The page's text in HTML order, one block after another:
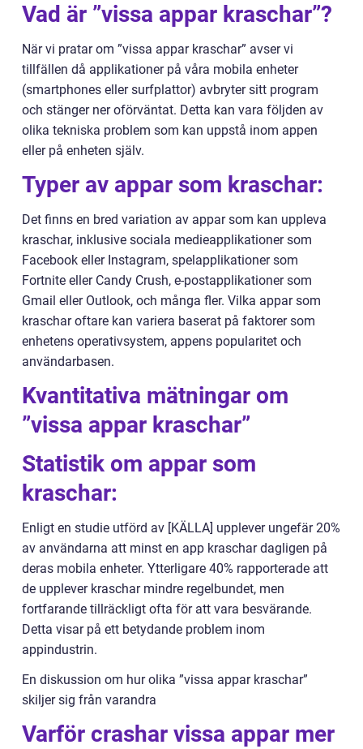
Vad är ”vissa appar kraschar”?
När vi pratar om ”vissa appar kraschar” avser vi
tillfällen då applikationer på våra mobila enheter
(smartphones eller surfplattor) avbryter sitt program
och stänger ner oförväntat. Detta kan vara följden av
olika tekniska problem som kan uppstå inom appen
eller på enheten själv.
Typer av appar som kraschar:
Det finns en bred variation av appar som kan uppleva
kraschar, inklusive sociala medieapplikationer som
Facebook eller Instagram, spelapplikationer som
Fortnite eller Candy Crush, e-postapplikationer som
Gmail eller Outlook, och många fler. Vilka appar som
kraschar oftare kan variera baserat på faktorer som
enhetens operativsystem, appens popularitet och
användarbasen.
Kvantitativa mätningar om
”vissa appar kraschar”
Statistik om appar som
kraschar:
Enligt en studie utförd av [KÄLLA] upplever ungefär 20%
av användarna att minst en app kraschar dagligen på
deras mobila enheter. Ytterligare 40% rapporterade att
de upplever kraschar mindre regelbundet, men
fortfarande tillräckligt ofta för att vara besvärande.
Detta visar på ett betydande problem inom
appindustrin.
En diskussion om hur olika ”vissa appar kraschar”
skiljer sig från varandra
Varför crashar vissa appar mer